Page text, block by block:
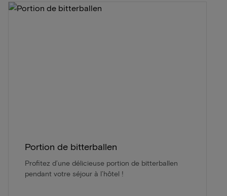
Portion de bitterballen
Profitez d’une délicieuse portion de bitterballen
pendant votre séjour à l’hôtel !